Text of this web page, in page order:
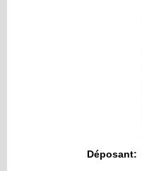
Déposant: